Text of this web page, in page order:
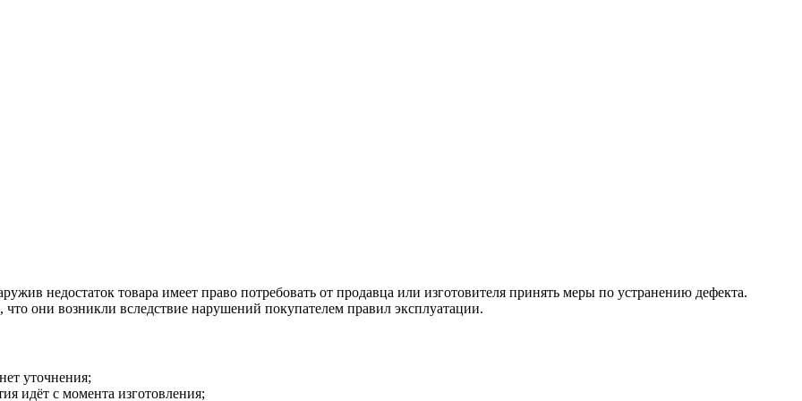
недостаток товара имеет право потребовать от продавца или изготовителя принять меры по устранению дефекта.
они возникли вследствие нарушений покупателем правил эксплуатации.
уточнения;
идёт с момента изготовления;